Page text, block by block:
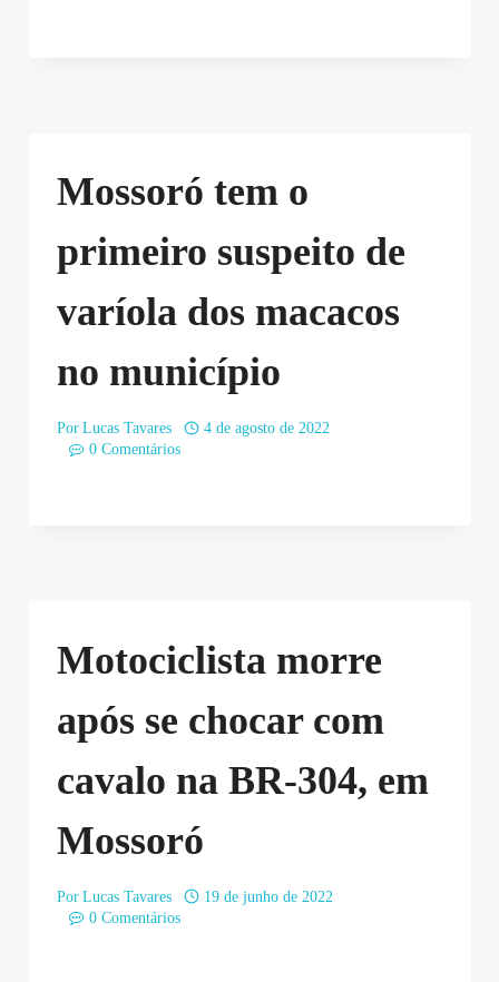
Mossoró tem o
primeiro suspeito de
varíola dos macacos
no município
Por Lucas Tavares
4 de agosto de 2022
0 Comentários
Motociclista morre
após se chocar com
cavalo na BR-304, em
Mossoró
Por Lucas Tavares
19 de junho de 2022
0 Comentários